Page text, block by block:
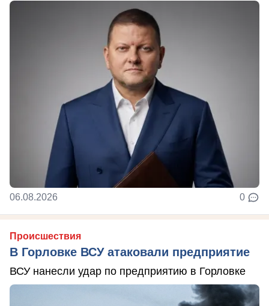
06.08.2026 0
Происшествия
В Горловке ВСУ атаковали предприятие
ВСУ нанесли удар по предприятию в Горловке